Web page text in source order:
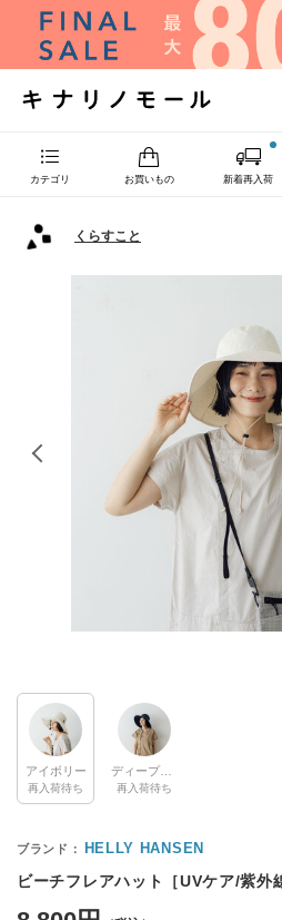
カテゴリ お買いもの 新着再入荷
くらすこと
アイボリー
再入荷待ち 再入荷待ち
HELLY HANSEN
ビーチフレアハット［UVケア/紫外